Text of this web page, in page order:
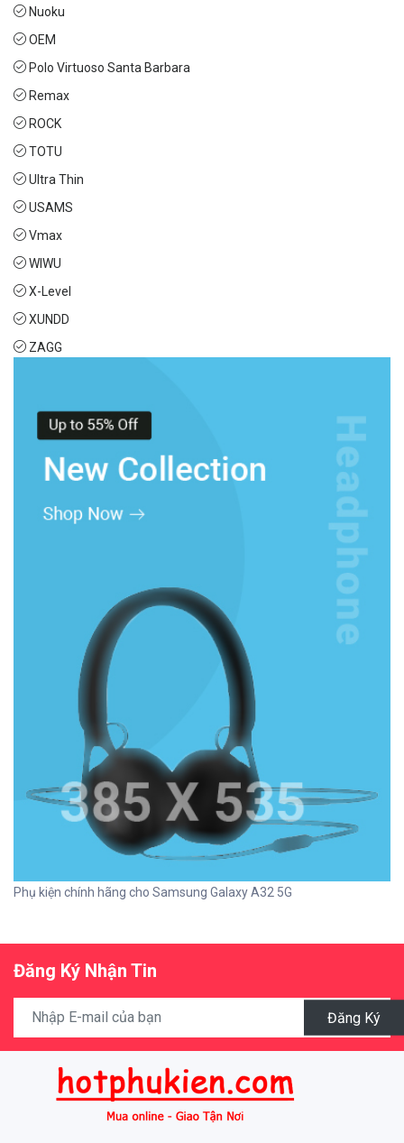
Nuoku
OEM
Polo Virtuoso Santa Barbara
Remax
ROCK
TOTU
Ultra Thin
USAMS
Vmax
WIWU
X-Level
XUNDD
ZAGG
Phụ kiện chính hãng cho Samsung Galaxy A32 5G
Đăng Ký Nhận Tin
Đăng Ký